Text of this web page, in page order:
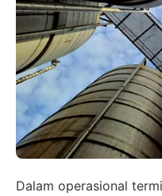
Dalam operasional